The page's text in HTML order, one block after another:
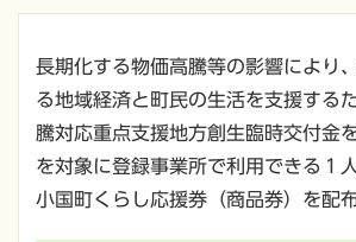
長期化する物価高騰等の影響により
る地域経済と町民の生活を支援する
騰対応重点支援地方創生臨時交付金
を対象に登録事業所で利用できる１
小国町くらし応援券（商品券）を配